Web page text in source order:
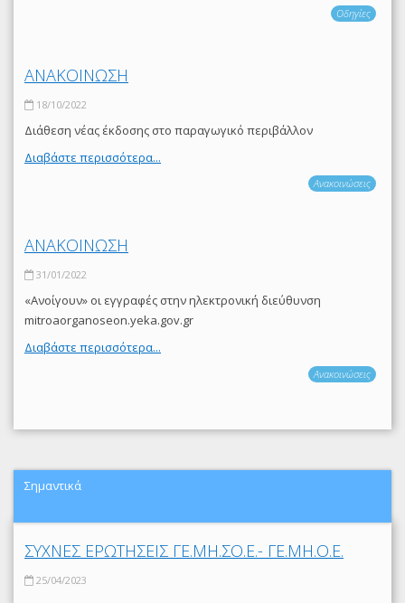
Οδηγίες
ΑΝΑΚΟΙΝΩΣΗ
18/10/2022
Διάθεση νέας έκδοσης στο παραγωγικό περιβάλλον
Διαβάστε περισσότερα...
Ανακοινώσεις
ΑΝΑΚΟΙΝΩΣΗ
31/01/2022
«Ανοίγουν» οι εγγραφές στην ηλεκτρονική διεύθυνση
mitroaorganoseon.yeka.gov.gr
Διαβάστε περισσότερα...
Ανακοινώσεις
Σημαντικά
ΣΥΧΝΕΣ ΕΡΩΤΗΣΕΙΣ ΓΕ.ΜΗ.ΣΟ.Ε.- ΓΕ.ΜΗ.Ο.Ε.
25/04/2023